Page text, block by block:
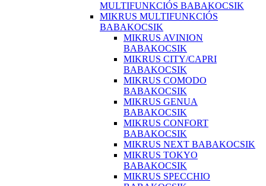
MULTIFUNKCIÓS BABAKOCSIK
MIKRUS MULTIFUNKCIÓS
BABAKOCSIK
MIKRUS AVINION
BABAKOCSIK
MIKRUS CITY/CAPRI
BABAKOCSIK
MIKRUS COMODO
BABAKOCSIK
MIKRUS GENUA
BABAKOCSIK
MIKRUS CONFORT
BABAKOCSIK
MIKRUS NEXT BABAKOCSIK
MIKRUS TOKYO
BABAKOCSIK
MIKRUS SPECCHIO